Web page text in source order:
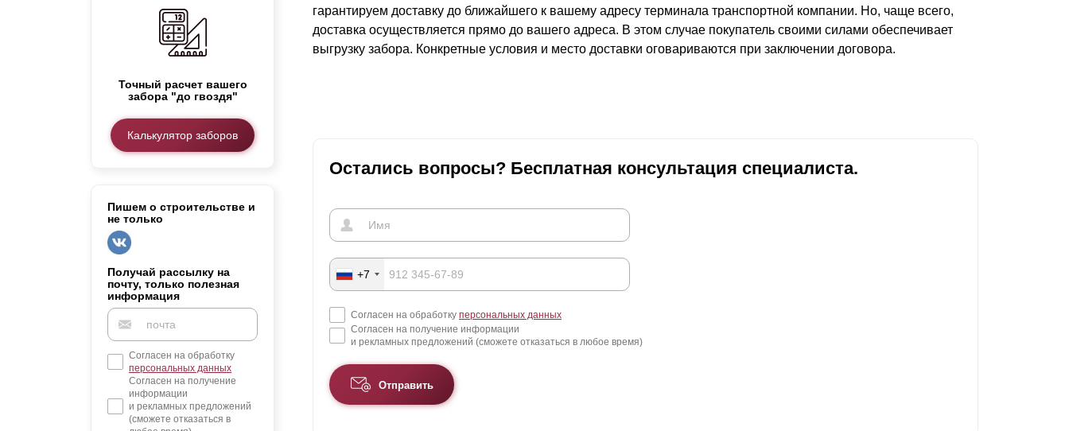
Заборы для дачи
Элитные заборы для коттеджей
Заборы и ограждения для школ
Заборы и ограждения для дома
Горизонтальные заборы
Высокие заборы
Готовые заборы
Каркасы ворот
Калитки
Входные группы
Точный расчет вашего
забора "до гвоздя"
Калькулятор заборов
Пишем о строительстве и
не только
Получай рассылку на
почту, только полезная
информация
Согласен на обработку
персональных данных
Согласен на получение
информации
и рекламных предложений
(сможете отказаться в
гарантируем доставку до ближайшего к вашему адресу терминала транспортной компании. Но, чаще всего,
доставка осуществляется прямо до вашего адреса. В этом случае покупатель своими силами обеспечивает
выгрузку забора. Конкретные условия и место доставки оговариваются при заключении договора.
Остались вопросы? Бесплатная консультация специалиста.
+7
Согласен на обработку персональных данных
Согласен на получение информации
и рекламных предложений (сможете отказаться в любое время)
Отправить